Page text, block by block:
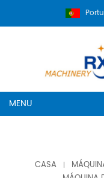
MENU
CASA